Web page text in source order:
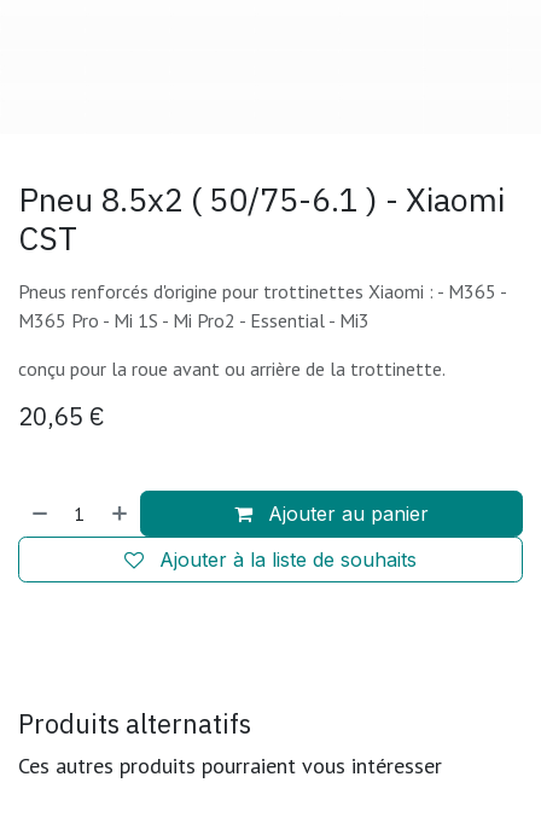
Pneu 8.5x2 ( 50/75-6.1 ) - Xiaomi
CST
Pneus renforcés d'origine pour trottinettes Xiaomi : - M365 -
M365 Pro - Mi 1S - Mi Pro2 - Essential - Mi3
conçu pour la roue avant ou arrière de la trottinette.
20,65 €
Ajouter au panier
Ajouter à la liste de souhaits
Produits alternatifs
Ces autres produits pourraient vous intéresser